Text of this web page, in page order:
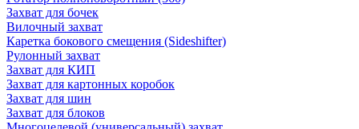
Захват для бочек
Вилочный захват
Каретка бокового смещения (Sideshifter)
Рулонный захват
Захват для КИП
Захват для картонных коробок
Захват для шин
Захват для блоков